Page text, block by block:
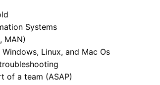
Systems
MAN)
Linux, and Mac Os
of a team (ASAP)